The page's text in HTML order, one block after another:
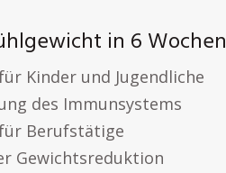
in 6 Wochen
Kinder und Jugendliche
des Immunsystems
Berufstätige
Gewichtsreduktion